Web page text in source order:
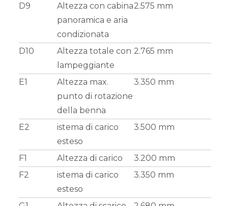
D9
Altezza con cabina
panoramica e aria
condizionata
2.575 mm
D10
Altezza totale con
lampeggiante
2.765 mm
E1
Altezza max.
punto di rotazione
della benna
3.350 mm
E2
istema di carico
esteso
3.500 mm
F1 Altezza di carico
3.200 mm
F2
istema di carico
esteso
3.350 mm